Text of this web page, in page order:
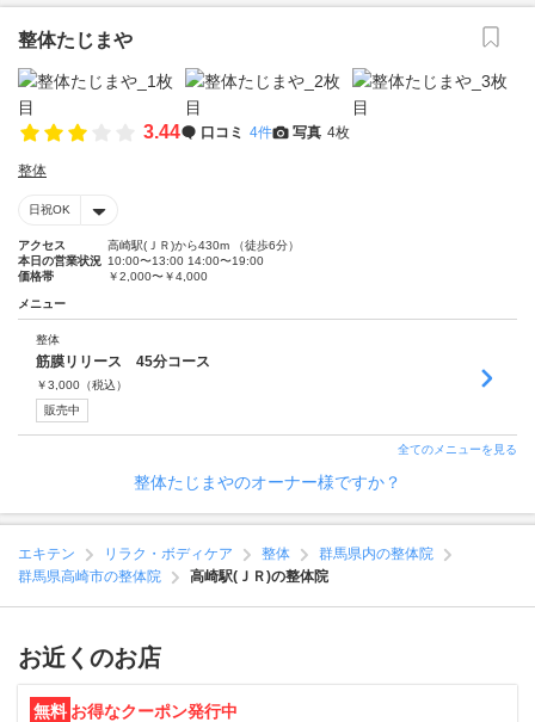
整体たじまや
3.44 口コミ 4件 写真 4枚
整体
日祝OK
アクセス
高崎駅(ＪＲ)から430m （徒歩6分）
本日の営業状況 10:00〜13:00 14:00〜19:00
価格帯
￥2,000〜￥4,000
メニュー
整体
筋膜リリース 45分コース
￥3,000 （税込）
販売中
全てのメニューを見る
整体たじまやのオーナー様ですか？
エキテン リラク・ボディケア 整体
群馬県内の整体院
群馬県高崎市の整体院
高崎駅(ＪＲ)の整体院
お近くのお店
無料 お得なクーポン発行中